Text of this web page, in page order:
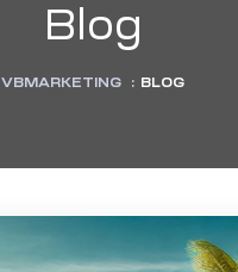
Blog
VBMARKETING : BLOG